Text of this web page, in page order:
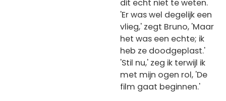
dit echt niet te weten.
'Er was wel degelijk een
vlieg,' zegt Bruno, 'Maar
het was een echte; ik
heb ze doodgeplast.'
'Stil nu,' zeg ik terwijl ik
met mijn ogen rol, 'De
film gaat beginnen.'